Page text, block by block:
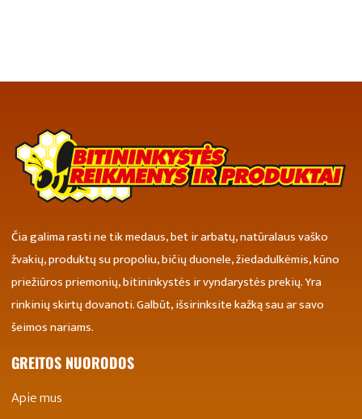
Čia galima rasti ne tik medaus, bet ir arbatų, natūralaus vaško
žvakių, produktų su propoliu, bičių duonele, žiedadulkėmis, kūno
priežiūros priemonių, bitininkystės ir vyndarystės prekių. Yra
rinkinių skirtų dovanoti. Galbūt, išsirinksite kažką sau ar savo
šeimos nariams.
GREITOS NUORODOS
Apie mus